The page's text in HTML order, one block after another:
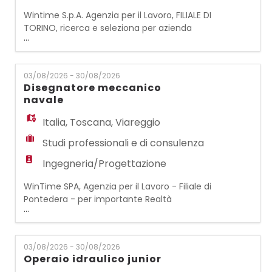
Wintime S.p.A. Agenzia per il Lavoro, FILIALE DI
TORINO, ricerca e seleziona per azienda
leader nel settore aerospaziale SEDE DI
ROMA PAYLOAD TEST ENGINEER Sei un
ingegnere appassionato di spazio? Il team
di Roma cerca un ingegnere per la
progettazione, verifica ed esecuzione di
test elettrici e funzionali su satelliti di
telecomunicazione, co
...
03/08/2026 - 30/08/2026
Disegnatore meccanico
navale
Italia, Toscana,Viareggio
Studi professionali e di consulenza
Ingegneria/Progettazione
WinTime SPA, Agenzia per il Lavoro - Filiale di
Pontedera - per importante Realtà
ingegneristica operante nel settore nautico
ricerca n.1 DISEGNATORE MECCANICO NAVALE
Requisiti: - Diploma tecnico
navale/meccanico o Laurea di primo livello
in Ingegneria navale/meccanica o affini -
...
03/08/2026 - 30/08/2026
Operaio idraulico junior